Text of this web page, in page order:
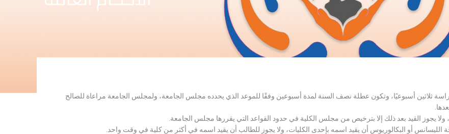
ثلاثين أسبوعيًا، وتكون عطلة نصف السنة لمدة أسبوعين وفقًا للموعد الذي يحدده مجلس الجامعة، ولمجلس الجامعة مراعاة للصالح
ولا يجوز القيد بعد ذلك إلا بترخيص من مجلس الكلية في حدود القواعد التي يقررها مجلس الجامعة.
الليسانس أو البكالوريوس أن يقيد اسمه بإحدى الكليات، ولا يجوز للطالب أن يقيد اسمه في أكثر من كلية في وقت واحد.